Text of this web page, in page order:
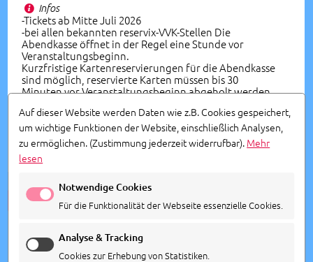
Infos
-Tickets ab Mitte Juli 2026
-bei allen bekannten reservix-VVK-Stellen Die
Abendkasse öffnet in der Regel eine Stunde vor
Veranstaltungsbeginn.
Kurzfristige Kartenreservierungen für die Abendkasse
sind möglich, reservierte Karten müssen bis 30
Minuten vor Veranstaltungsbeginn abgeholt werden.
Vorverkauf
Reservix Hotline 0761 888 499 99
ALLE TERMINE ANSEHEN
Auf dieser Website werden Daten wie z.B. Cookies gespeichert,
um wichtige Funktionen der Website, einschließlich Analysen,
zu ermöglichen. (Zustimmung jederzeit widerrufbar). Mehr
lesen
Notwendige Cookies
Für die Funktionalität der Webseite essenzielle Cookies.
Analyse & Tracking
Cookies zur Erhebung von Statistiken.